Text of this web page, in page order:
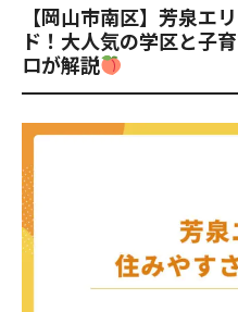
【岡山市南区】芳泉エ
ド！大人気の学区と子
ロが解説